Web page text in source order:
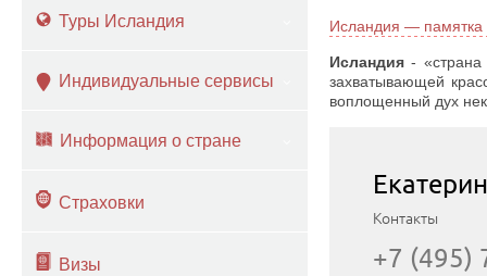
Туры Исландия
Индивидуальные сервисы
Информация о стране
Страховки
Визы
Исландия — памятка
Исландия-
захватывающей
воплощенный дух
Контакты
+7 (495)